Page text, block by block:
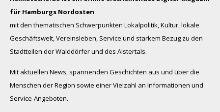
für Hamburgs Nordosten
mit den thematischen Schwerpunkten Lokalpolitik, Kultur, lokale
Geschäftswelt, Vereinsleben, Service und starkem Bezug zu den
Stadtteilen der Walddörfer und des Alstertals.
Mit aktuellen News, spannenden Geschichten aus und über die
Menschen der Region sowie einer Vielzahl an Informationen und
Service-Angeboten.